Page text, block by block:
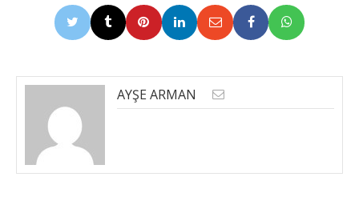
AYŞE ARMAN